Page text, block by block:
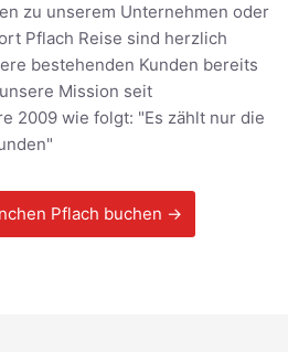
zu unserem Unternehmen oder
Pflach Reise sind herzlich
bestehenden Kunden bereits
Mission seit
2009 wie folgt: "Es zählt nur die
Pflach buchen →